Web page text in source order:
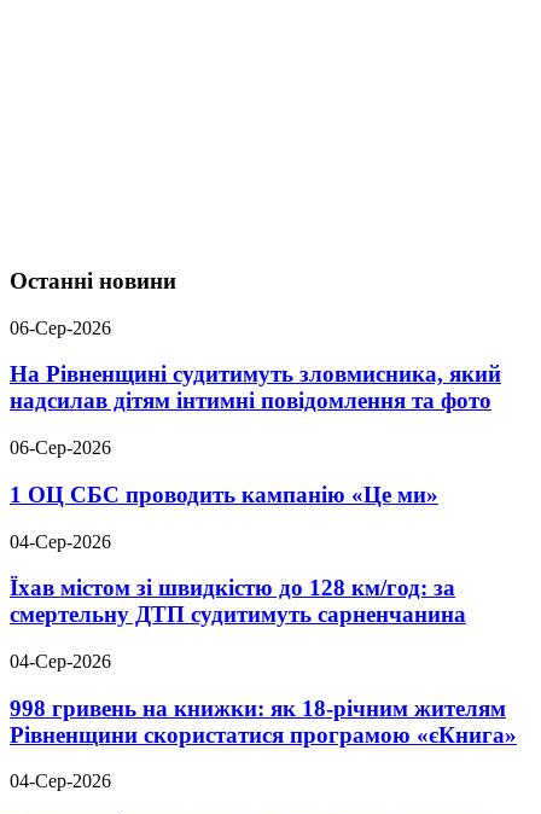
Останні новини
06-Сер-2026
На Рівненщині судитимуть зловмисника, який
надсилав дітям інтимні повідомлення та фото
06-Сер-2026
1 ОЦ СБС проводить кампанію «Це ми»
04-Сер-2026
Їхав містом зі швидкістю до 128 км/год: за
смертельну ДТП судитимуть сарненчанина
04-Сер-2026
998 гривень на книжки: як 18-річним жителям
Рівненщини скористатися програмою «єКнига»
04-Сер-2026